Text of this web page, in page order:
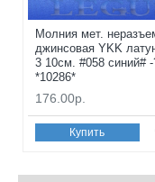
Молния мет.
джинсовая YKK
3 10см. #058 синий# -
*10286*
176.00р.
Купить